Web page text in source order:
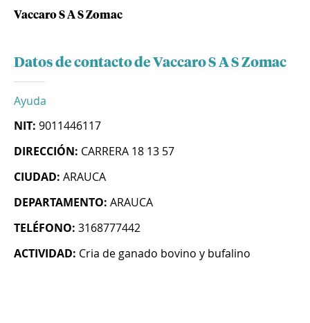
Vaccaro S A S Zomac
Datos de contacto de Vaccaro S A S Zomac
Ayuda
NIT: 9011446117
DIRECCIÓN: CARRERA 18 13 57
CIUDAD: ARAUCA
DEPARTAMENTO: ARAUCA
TELÉFONO: 3168777442
ACTIVIDAD: Cria de ganado bovino y bufalino